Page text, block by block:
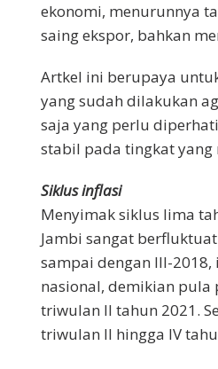
ekonomi, menurunnya
saing ekspor, bahkan
Artkel ini berupaya
yang sudah dilakukan
saja yang perlu
stabil pada tingkat yang
Siklus inflasi
Menyimak siklus lima
Jambi sangat
sampai dengan III-
nasional, demikian pula
triwulan II tahun 2021.
triwulan II hingga IV